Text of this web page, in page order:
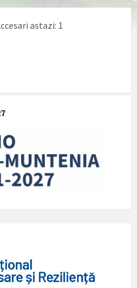
astazi: 1